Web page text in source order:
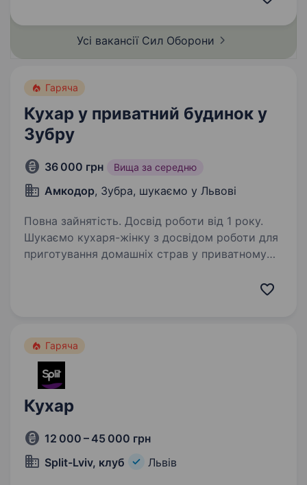
Військової частини А5227 — Львівської
зенітної ракетної бригади. Якщо…
Усі вакансії Сил Оборони
Гаряча
Кухар у приватний будинок у
Зубру
36 000 грн Вища за середню
Амкодор, Зубра, шукаємо у Львові
Повна зайнятість. Досвід роботи від 1 року.
Шукаємо кухаря-жінку з досвідом роботи для
приготування домашніх страв у приватному
Гаряча
Кухар
12 000 – 45 000 грн
Split-Lviv, клуб
Львів